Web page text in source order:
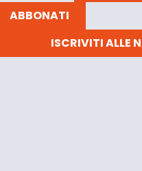
ABBONATI
ISCRIVITI ALLE